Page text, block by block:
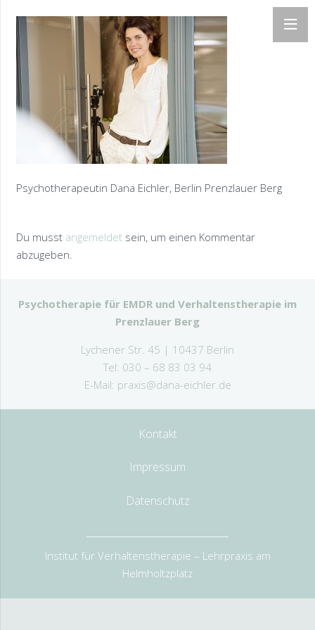
Psychotherapeutin Dana Eichler, Berlin Prenzlauer Berg
Du musst angemeldetsein, um einen Kommentar
abzugeben.
Psychotherapie für EMDR und Verhaltenstherapie im
Prenzlauer Berg
Lychener Str. 45 | 10437 Berlin
Tel: 030 – 68 83 03 94
E-Mail: praxis@dana-eichler.de
Kontakt
Impressum
Datenschutz
Institut für Verhaltenstherapie – Lehrpraxis am
Helmholtzplatz